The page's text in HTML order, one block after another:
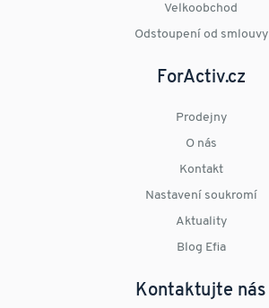
Velkoobchod
Odstoupení od smlouvy
ForActiv.cz
Prodejny
O nás
Kontakt
Nastavení soukromí
Aktuality
Blog Efia
Kontaktujte nás